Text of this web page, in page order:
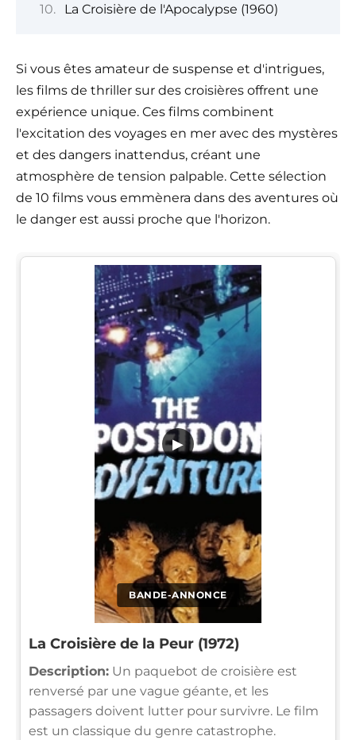
La Croisière de l'Apocalypse (1960)
Si vous êtes amateur de suspense et d'intrigues,
les films de thriller sur des croisières offrent une
expérience unique. Ces films combinent
l'excitation des voyages en mer avec des mystères
et des dangers inattendus, créant une
atmosphère de tension palpable. Cette sélection
de 10 films vous emmènera dans des aventures où
le danger est aussi proche que l'horizon.
BANDE-ANNONCE
▶
La Croisière de la Peur (1972)
Description: Un paquebot de croisière est
renversé par une vague géante, et les
passagers doivent lutter pour survivre. Le film
est un classique du genre catastrophe.